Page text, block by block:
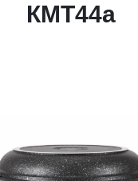
КМТ44а